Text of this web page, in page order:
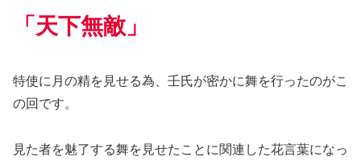
「天下無敵」
特使に月の精を見せる為、壬氏が密かに舞を行ったのがこ
の回です。
見た者を魅了する舞を見せたことに関連した花言葉になっ